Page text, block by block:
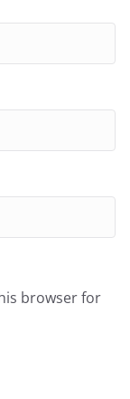
browser for